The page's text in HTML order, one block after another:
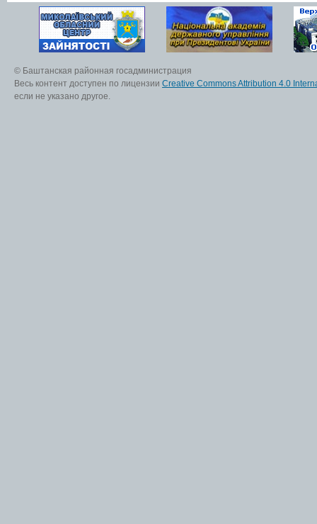
© Баштанская районная госадминистрация
Весь контент доступен по лицензии Creative Commons Attribution 4.0
если не указано другое.